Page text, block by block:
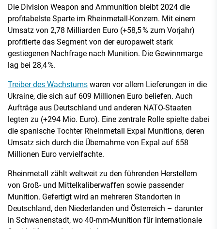
Die Division Weapon and Ammunition bleibt 2024 die
profitabelste Sparte im Rheinmetall-Konzern. Mit einem
Umsatz von 2,78 Milliarden Euro (+58,5 % zum Vorjahr)
profitierte das Segment von der europaweit stark
gestiegenen Nachfrage nach Munition. Die Gewinnmarge
lag bei 28,4 %.
Treiber des Wachstums waren vor allem Lieferungen in die
Ukraine, die sich auf 609 Millionen Euro beliefen. Auch
Aufträge aus Deutschland und anderen NATO-Staaten
legten zu (+294 Mio. Euro). Eine zentrale Rolle spielte dabei
die spanische Tochter Rheinmetall Expal Munitions, deren
Umsatz sich durch die Übernahme von Expal auf 658
Millionen Euro vervielfachte.
Rheinmetall zählt weltweit zu den führenden Herstellern
von Groß- und Mittelkaliberwaffen sowie passender
Munition. Gefertigt wird an mehreren Standorten in
Deutschland, den Niederlanden und Österreich – darunter
in Schwanenstadt, wo 40-mm-Munition für internationale